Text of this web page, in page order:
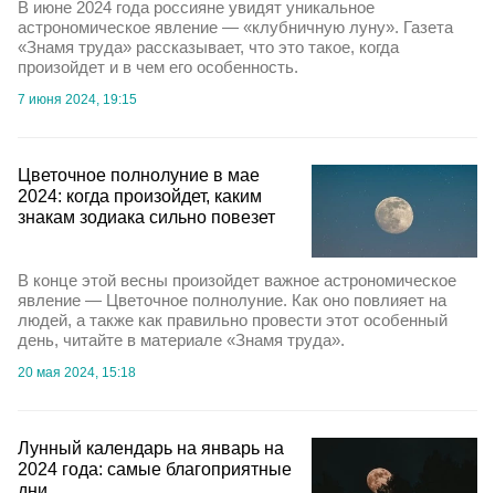
В июне 2024 года россияне увидят уникальное
астрономическое явление — «клубничную луну». Газета
«Знамя труда» рассказывает, что это такое, когда
произойдет и в чем его особенность.
7 июня 2024, 19:15
Цветочное полнолуние в мае
2024: когда произойдет, каким
знакам зодиака сильно повезет
В конце этой весны произойдет важное астрономическое
явление — Цветочное полнолуние. Как оно повлияет на
людей, а также как правильно провести этот особенный
день, читайте в материале «Знамя труда».
20 мая 2024, 15:18
Лунный календарь на январь на
2024 года: самые благоприятные